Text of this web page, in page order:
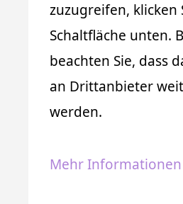
zuzugreifen, klicken
Schaltfläche unten.
beachten Sie, dass
an Drittanbieter
werden.
Mehr Informationen